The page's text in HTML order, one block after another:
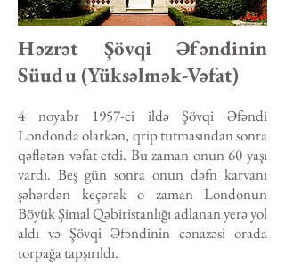
Həzrət Şövqi Əfəndinin
Süudu (Yüksəlmək-Vəfat)
4 noyabr 1957-ci ildə Şövqi Əfəndi
Londonda olarkən, qrip tutmasından sonra
qəflətən vəfat etdi. Bu zaman onun 60 yaşı
vardı. Beş gün sonra onun dəfn karvanı
şəhərdən keçərək o zaman Londonun
Böyük Şimal Qəbiristanlığı adlanan yerə yol
aldı və Şövqi Əfəndinin cənazəsi orada
torpağa tapşırıldı.